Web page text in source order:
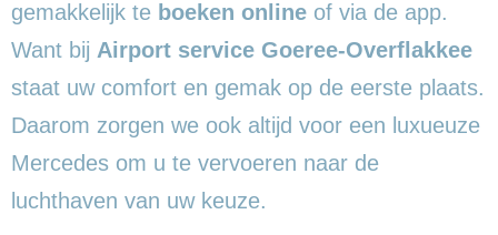
gemakkelijk te boeken online of via de app.
Want bij Airport service Goeree-Overflakkee
staat uw comfort en gemak op de eerste plaats.
Daarom zorgen we ook altijd voor een luxueuze
Mercedes om u te vervoeren naar de
luchthaven van uw keuze.